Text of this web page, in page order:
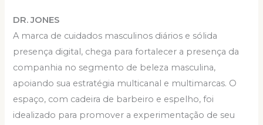
DR. JONES
A marca de cuidados masculinos diários e sólida
presença digital, chega para fortalecer a presença da
companhia no segmento de beleza masculina,
apoiando sua estratégia multicanal e multimarcas. O
espaço, com cadeira de barbeiro e espelho, foi
idealizado para promover a experimentação de seu